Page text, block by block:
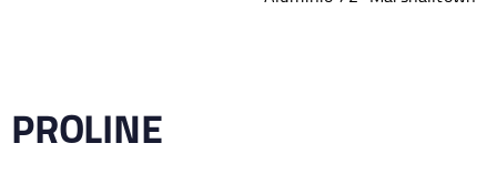
PROLINE